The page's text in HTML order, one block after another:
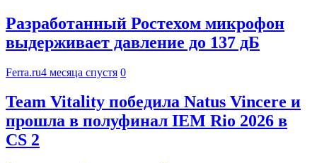
Разработанный Ростехом микрофон
выдерживает давление до 137 дБ
Ferra.ru4 месяца спустя 0
Team Vitality победила Natus Vincere и
прошла в полуфинал IEM Rio 2026 в
CS 2